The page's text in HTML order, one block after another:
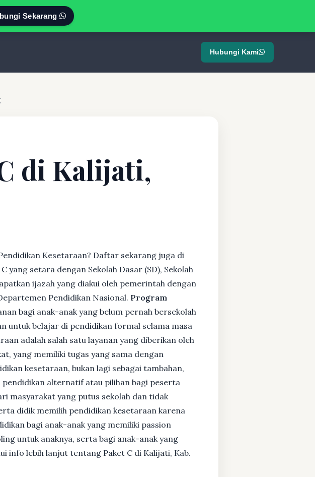
Sekarang
Hubungi Kami
di Kalijati,
Kesetaraan? Daftar sekarang juga di
yang setara dengan Sekolah Dasar (SD), Sekolah
ijazah yang diakui oleh pemerintah dengan
Pendidikan Nasional. Program
bagi anak-anak yang belum pernah bersekolah
untuk belajar di pendidikan formal selama masa
adalah salah satu layanan yang diberikan oleh
yang memiliki tugas yang sama dengan
kesetaraan, bukan lagi sebagai tambahan,
alternatif atau pilihan bagi peserta
masyarakat yang putus sekolah dan tidak
didik memilih pendidikan kesetaraan karena
bagi anak-anak yang memiliki passion
untuk anaknya, serta bagi anak-anak yang
info lebih lanjut tentang Paket C di Kalijati, Kab.